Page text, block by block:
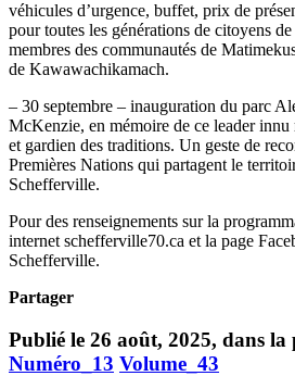
véhicules d’urgence, buffet, prix de
pour toutes les générations de citoyens
membres des communautés de
de Kawawachikamach.
– 30 septembre – inauguration du parc
McKenzie, en mémoire de ce leader innu
et gardien des traditions. Un geste de
Premières Nations qui partagent le
Schefferville.
Pour des renseignements sur la
internet schefferville70.ca et la page
Schefferville.
Partager
Publié le 26 août, 2025, dans
Numéro_13 Volume_43